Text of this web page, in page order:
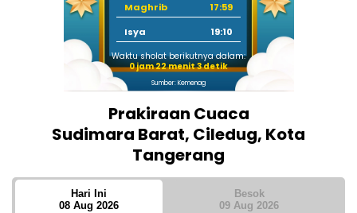
Maghrib
17:59
Isya
19:10
Waktu sholat berikutnya dalam:
0 jam 22 menit 3 detik
Sumber: Kemenag
Prakiraan Cuaca
Sudimara Barat, Ciledug, Kota
Tangerang
Hari Ini
08 Aug 2026
Besok
09 Aug 2026